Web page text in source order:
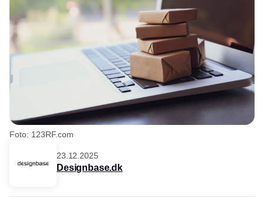
Foto: 123RF.com
23.12.2025
Designbase.dk